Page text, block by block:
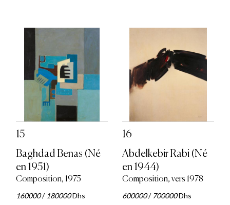
15
Baghdad Benas (Né
en 1951)
Composition, 1975
160000/ 180000Dhs
16
Abdelkebir Rabi (Né
en 1944)
Composition, vers 1978
600000/ 700000Dhs